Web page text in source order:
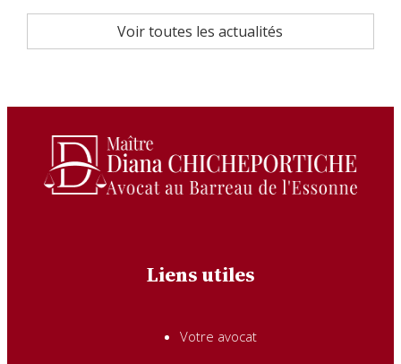
Voir toutes les actualités
Liens utiles
Votre avocat